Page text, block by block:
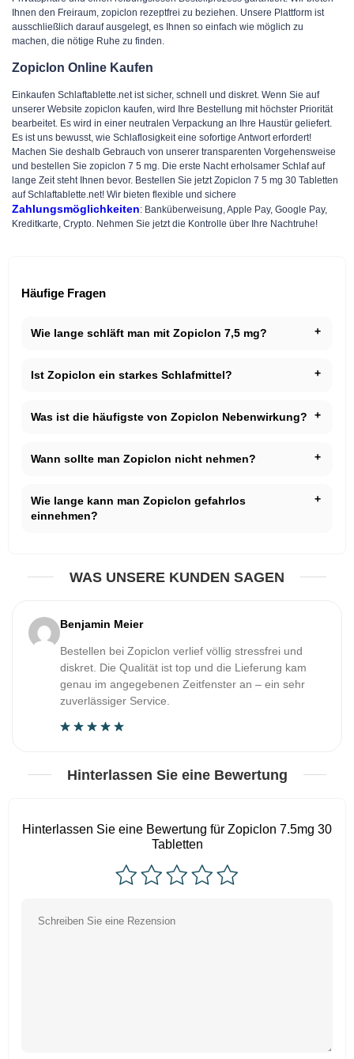
Ihnen den Freiraum, zopiclon rezeptfrei zu beziehen. Unsere Plattform ist
ausschließlich darauf ausgelegt, es Ihnen so einfach wie möglich zu
machen, die nötige Ruhe zu finden.
Zopiclon Online Kaufen
Einkaufen Schlaftablette.net ist sicher, schnell und diskret. Wenn Sie auf
unserer Website zopiclon kaufen, wird Ihre Bestellung mit höchster Priorität
bearbeitet. Es wird in einer neutralen Verpackung an Ihre Haustür geliefert.
Es ist uns bewusst, wie Schlaflosigkeit eine sofortige Antwort erfordert!
Machen Sie deshalb Gebrauch von unserer transparenten Vorgehensweise
und bestellen Sie zopiclon 7 5 mg. Die erste Nacht erholsamer Schlaf auf
lange Zeit steht Ihnen bevor. Bestellen Sie jetzt Zopiclon 7 5 mg 30 Tabletten
auf Schlaftablette.net! Wir bieten flexible und sichere
Zahlungsmöglichkeiten: Banküberweisung, Apple Pay, Google Pay,
Kreditkarte, Crypto. Nehmen Sie jetzt die Kontrolle über Ihre Nachtruhe!
Häufige Fragen
Wie lange schläft man mit Zopiclon 7,5 mg?
Ist Zopiclon ein starkes Schlafmittel?
Was ist die häufigste von Zopiclon Nebenwirkung?
Wann sollte man Zopiclon nicht nehmen?
Wie lange kann man Zopiclon gefahrlos
einnehmen?
WAS UNSERE KUNDEN SAGEN
Benjamin Meier
Bestellen bei Zopiclon verlief völlig stressfrei und
diskret. Die Qualität ist top und die Lieferung kam
genau im angegebenen Zeitfenster an – ein sehr
zuverlässiger Service.
Hinterlassen Sie eine Bewertung
Hinterlassen Sie eine Bewertung für Zopiclon 7.5mg 30
Tabletten